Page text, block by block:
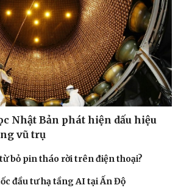
Nhật Bản phát hiện dấu hiệu
vũ trụ
bỏ pin tháo rời trên điện thoại?
đầu tư hạ tầng AI tại Ấn Độ